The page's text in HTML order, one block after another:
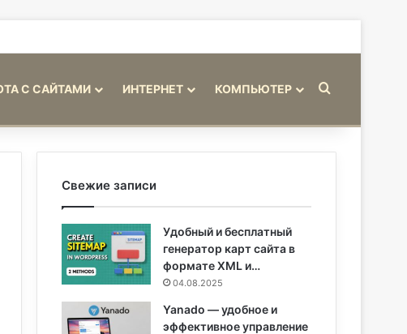
С САЙТАМИ ИНТЕРНЕТ КОМПЬЮТЕР
Свежие записи
Удобный и бесплатный
генератор карт сайта в
формате XML и…
04.08.2025
Yanado — удобное и
эффективное управление